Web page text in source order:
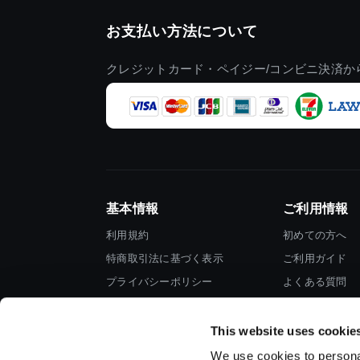
This website uses
We use cookies to
お支払い方法について
クレジットカード・ペイジー/コンビニ決済
基本情報
利用規約
特商取引法に基づく表示
プライバシーポリシー
ご利用情報
初めての方へ
ご利用ガイド
よくある質問